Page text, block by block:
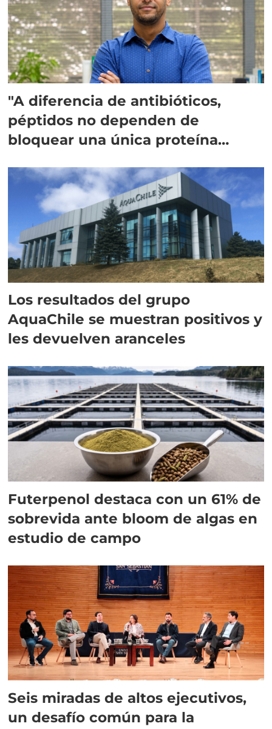
"A diferencia de antibióticos,
péptidos no dependen de
bloquear una única proteína
Los resultados del grupo
AquaChile se muestran positivos y
les devuelven aranceles
Futerpenol destaca con un 61% de
sobrevida ante bloom de algas en
estudio de campo
Seis miradas de altos ejecutivos,
un desafío común para la